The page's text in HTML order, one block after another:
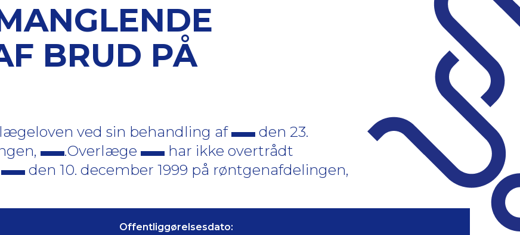
BRUD PÅ
ved sin behandling af
den 23.
.Overlæge
har ikke overtrådt
den 10. december 1999 på røntgenafdelingen,
Offentliggørelsesdato: